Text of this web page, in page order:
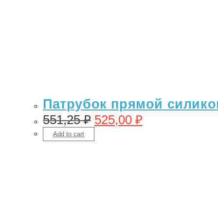
Патрубок прямой
551,25₽ 525,00 ₽
Add to cart